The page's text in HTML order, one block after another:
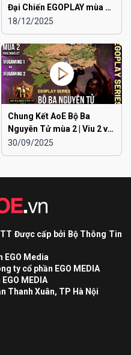
Đại Chiến EGOPLAY mùa 2 |
Liên Quân Hà Nội vs Hải
Dương
18/12/2025
Chung Kết AoE Bộ Ba
Nguyên Tử mùa 2 | Viu 2 vs
Viu 1
30/09/2025
Được cấp bởi Bộ Thông Tin
EGO Media
ty cổ phần EGO MEDIA
MEDIA
Thanh Xuân, TP Hà Nội